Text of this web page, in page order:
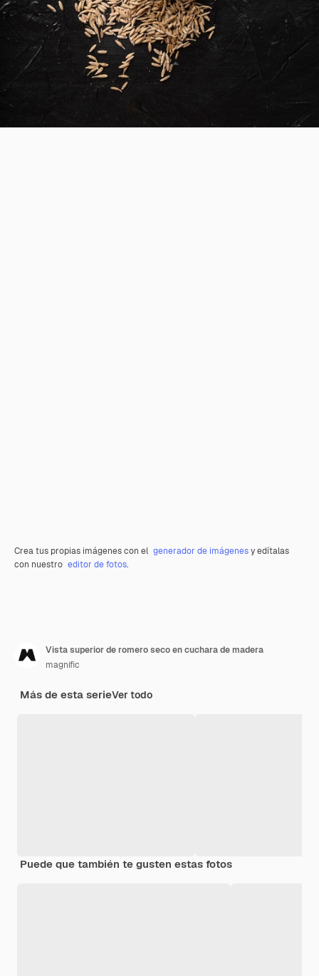
Crea tus propias imágenes con el generador de imágenesy edítalas
con nuestro editor de fotos.
Vista superior de romero seco en cuchara de madera
magnific
Más de esta serieVer todo
Puede que también te gusten estas fotos